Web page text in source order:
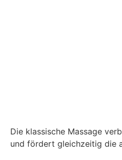
Die klassische Massage
und fördert gleichzeitig die